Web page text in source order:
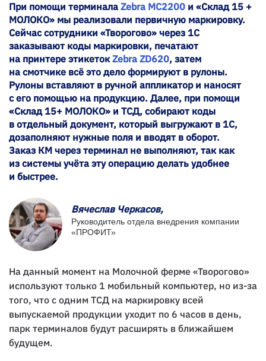
При помощи терминала Zebra MC2200 и «Склад 15 +
МОЛОКО» мы реализовали первичную маркировку.
Сейчас сотрудники «Творогово» через 1С
заказывают коды маркировки, печатают
на принтере этикеток Zebra ZD620, затем
на смотчике всё это дело формируют в рулоны.
Рулоны вставляют в ручной аппликатор и наносят
с его помощью на продукцию. Далее, при помощи
«Склад 15+ МОЛОКО» и ТСД, собирают коды
в отдельный документ, который выгружают в 1С,
дозаполняют нужные поля и вводят в оборот.
Заказ КМ через терминал не выполняют, так как
из системы учёта эту операцию делать удобнее
и быстрее.
Вячеслав Черкасов,
Руководитель отдела внедрения компании
«ПРОФИТ»
На данный момент на Молочной ферме «Творогово»
используют только 1 мобильный компьютер, но из-за
того, что с одним ТСД на маркировку всей
выпускаемой продукции уходит по 6 часов в день,
парк терминалов будут расширять в ближайшем
будущем.